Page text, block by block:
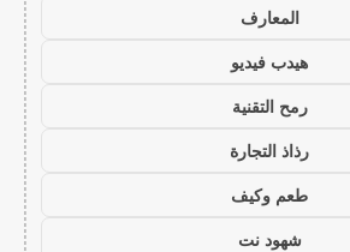
المعارف
هيدب فيديو
رمح التقنية
رذاذ التجارة
طعم وكيف
شهود نت